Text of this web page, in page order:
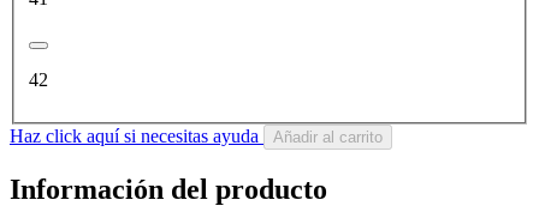
42
Haz click aquí si necesitas ayuda Añadir al carrito
Información del producto